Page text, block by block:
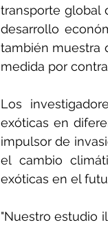
transporte global
desarrollo
también muestra
medida por
Los
exóticas en
impulsor de
el cambio
exóticas en el
"Nuestro estudio